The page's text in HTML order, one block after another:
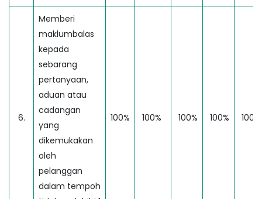
6.
Memberi
maklumbalas
kepada
sebarang
pertanyaan,
aduan atau
cadangan
yang
dikemukakan
oleh
pelanggan
dalam tempoh
100% 100% 100% 100%